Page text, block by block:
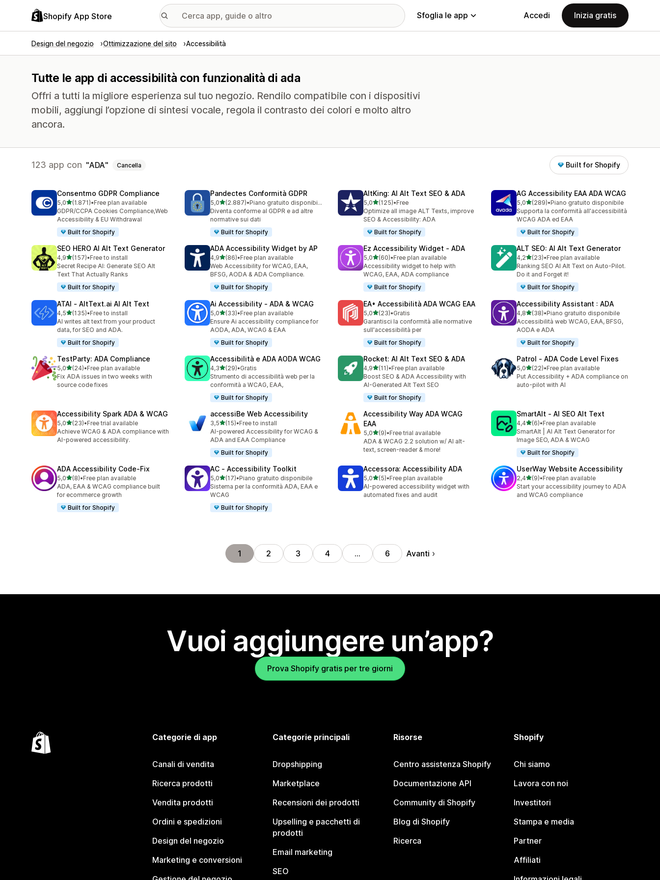
Shopify App Store Sfoglia le app Accedi Inizia gratis
Design del negozio Ottimizzazione del sito Accessibilità
Tutte le app di accessibilità con funzionalità di ada
Offri a tutti la migliore esperienza sul tuo negozio. Rendilo compatibile con i dispositivi
mobili, aggiungi l’opzione di sintesi vocale, regola il contrasto dei colori e molto altro
ancora.
123 app con ADA Cancella Built for Shopify
Consentmo GDPR Compliance
5,0stelle su 5
(1.871)
1871 recensioni totali
•Free plan available
GDPR/CCPA Cookies Compliance,Web
Accessibility & EU Withdrawal
Built for Shopify
Pandectes Conformità GDPR
5,0stelle su 5
(2.887)
2887 recensioni totali
•
Piano gratuito disponibile
Diventa conforme al GDPR e ad altre
normative sui dati
Built for Shopify
AltKing: AI Alt Text SEO & ADA
5,0stelle su 5
(125)
125 recensioni totali
•Free
Optimize all image ALT Texts, improve
SEO & Accessibility: ADA
Built for Shopify
AG Accessibility EAA ADA WCAG
5,0stelle su 5
(289)
289 recensioni totali
•Piano gratuito disponibile
Supporta la conformità all'accessibilità
WCAG ADA ed EAA
Built for Shopify
SEO HERO AI Alt Text Generator
4,9stelle su 5
(157)
157 recensioni totali
•Free to install
Secret Recipe AI: Generate SEO Alt
Text That Actually Ranks
Built for Shopify
ADA Accessibility Widget by AP
4,9stelle su 5
(86)
86 recensioni totali
•Free plan available
Web Accessibility for WCAG, EAA,
BFSG, AODA & ADA Compliance.
Built for Shopify
Ez Accessibility Widget ‑ ADA
5,0stelle su 5
(60)
60 recensioni totali
•Free plan available
Accessibility widget to help with
WCAG, EAA, ADA compliance
Built for Shopify
ALT SEO: AI Alt Text Generator
4,2stelle su 5
(23)
23 recensioni totali
•Free plan available
Ranking SEO AI Alt Text on Auto‑Pilot.
Do it and Forget it!
Built for Shopify
ATAI ‑ AltText.ai AI Alt Text
4,5stelle su 5
(135)
135 recensioni totali
•Free to install
AI writes alt text from your product
data, for SEO and ADA.
Built for Shopify
Ai Accessibility ‑ ADA & WCAG
5,0stelle su 5
(33)
33 recensioni totali
•Free plan available
Ensure Ai accessibility compliance for
AODA, ADA, WCAG & EAA
Built for Shopify
EA• Accessibilità ADA WCAG EAA
5,0stelle su 5
(23)
23 recensioni totali
•Gratis
Garantisci la conformità alle normative
sull'accessibilità per
Built for Shopify
Accessibility Assistant : ADA
4,8stelle su 5
(38)
38 recensioni totali
•Piano gratuito disponibile
Accessibilità web WCAG, EAA, BFSG,
AODA e ADA
Built for Shopify
TestParty: ADA Compliance
5,0stelle su 5
(24)
24 recensioni totali
•Free plan available
Fix ADA issues in two weeks with
source code fixes
Accessibilità e ADA AODA WCAG
4,3stelle su 5
(29)
29 recensioni totali
•Gratis
Strumento di accessibilità web per la
conformità a WCAG, EAA,
Built for Shopify
Rocket: AI Alt Text SEO & ADA
4,9stelle su 5
(11)
11 recensioni totali
•Free plan available
Boost SEO & ADA Accessibility with
AI-Generated Alt Text SEO
Built for Shopify
Patrol ‑ ADA Code Level Fixes
5,0stelle su 5
(22)
22 recensioni totali
•Free plan available
Put Accessibility + ADA compliance on
auto-pilot with AI
Accessibility Spark ADA & WCAG
5,0stelle su 5
(23)
23 recensioni totali
•Free trial available
Achieve WCAG & ADA compliance with
AI-powered accessibility.
accessiBe Web Accessibility
3,5stelle su 5
(15)
15 recensioni totali
•Free to install
AI-powered Accessibility for WCAG &
ADA and EAA Compliance
Built for Shopify
Accessibility Way ADA WCAG
EAA
5,0stelle su 5
(9)
9 recensioni totali
•Free trial available
ADA & WCAG 2.2 solution w/ AI alt-
text, screen-reader & more!
SmartAlt ‑ AI SEO Alt Text
4,4stelle su 5
(6)
6 recensioni totali
•Free plan available
SmartAlt | AI Alt Text Generator for
Image SEO, ADA & WCAG
Built for Shopify
ADA Accessibility Code‑Fix
5,0stelle su 5
(8)
8 recensioni totali
•Free plan available
ADA, EAA & WCAG compliance built
for ecommerce growth
Built for Shopify
AC ‑ Accessibility Toolkit
5,0stelle su 5
(17)
17 recensioni totali
•Piano gratuito disponibile
Sistema per la conformità ADA, EAA e
WCAG
Built for Shopify
Accessora: Accessibility ADA
5,0stelle su 5
(5)
5 recensioni totali
•Free plan available
AI-powered accessibility widget with
automated fixes and audit
UserWay Website Accessibility
2,4stelle su 5
(9)
9 recensioni totali
•Free plan available
Start your accessibility journey to ADA
and WCAG compliance
1 2 3 4 … 6 Avanti
Vuoi aggiungere un’app?
Prova Shopify gratis per tre giorni
Categorie di app
Canali di vendita
Ricerca prodotti
Vendita prodotti
Ordini e spedizioni
Design del negozio
Marketing e conversioni
Categorie principali
Dropshipping
Marketplace
Recensioni dei prodotti
Upselling e pacchetti di
prodotti
Email marketing
SEO
Risorse
Centro assistenza Shopify
Documentazione API
Community di Shopify
Blog di Shopify
Ricerca
Shopify
Chi siamo
Lavora con noi
Investitori
Stampa e media
Partner
Affiliati